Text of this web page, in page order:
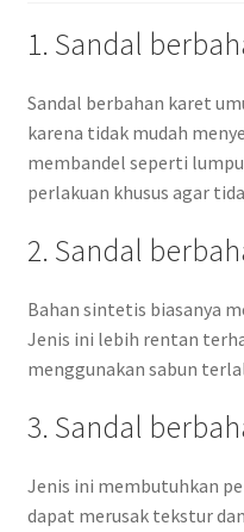
1. Sandal
Sandal berbahan karet
karena tidak mudah
membandel seperti
perlakuan khusus agar
2. Sandal
Bahan sintetis biasanya
Jenis ini lebih rentan
menggunakan sabun
3. Sandal
Jenis ini membutuhkan
dapat merusak tekstur